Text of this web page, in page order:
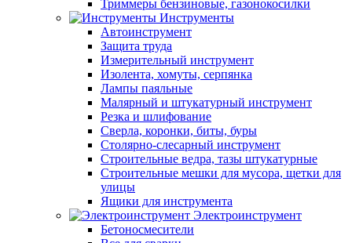
Триммеры бензиновые, газонокосилки
Инструменты
Автоинструмент
Защита труда
Измерительный инструмент
Изолента, хомуты, серпянка
Лампы паяльные
Малярный и штукатурный инструмент
Резка и шлифование
Сверла, коронки, биты, буры
Столярно-слесарный инструмент
Строительные ведра, тазы штукатурные
Строительные мешки для мусора, щетки для
улицы
Ящики для инструмента
Электроинструмент
Бетоносмесители